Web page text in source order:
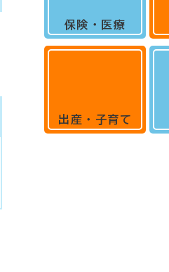
保険・医療
出産・子育て